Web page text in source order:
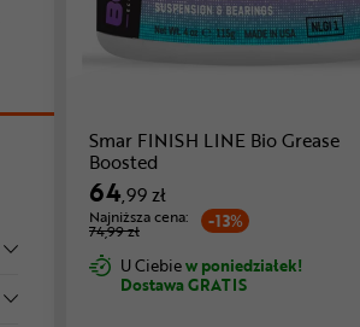
Smar FINISH LINE Bio Grease
Boosted
64,99 zł
-13%
Najniższa cena:
74,99 zł
U Ciebiew poniedziałek!
Dostawa GRATIS